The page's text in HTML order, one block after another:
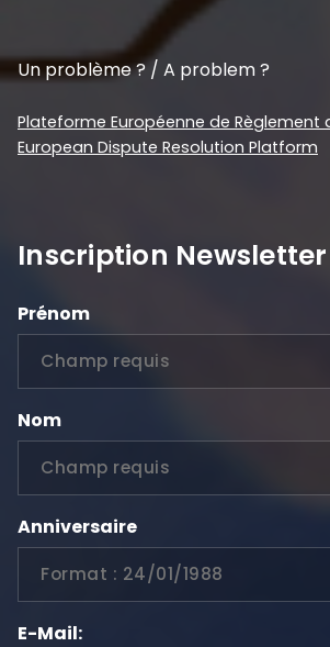
Un problème ? / A problem ?
Plateforme Européenne de Règlement
European Dispute Resolution Platform
Inscription Newsletter
Prénom
Nom
Anniversaire
E-Mail: